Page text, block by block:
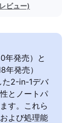
ビュー)
発売）と
発売）
た2-in-1デバ
とノートパ
す。これら
よび処理能